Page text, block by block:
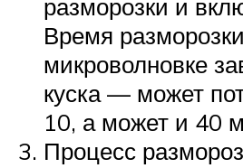
разморозки и
Время разморозки
микроволновке
куска — может
10, а может и 40
Процесс